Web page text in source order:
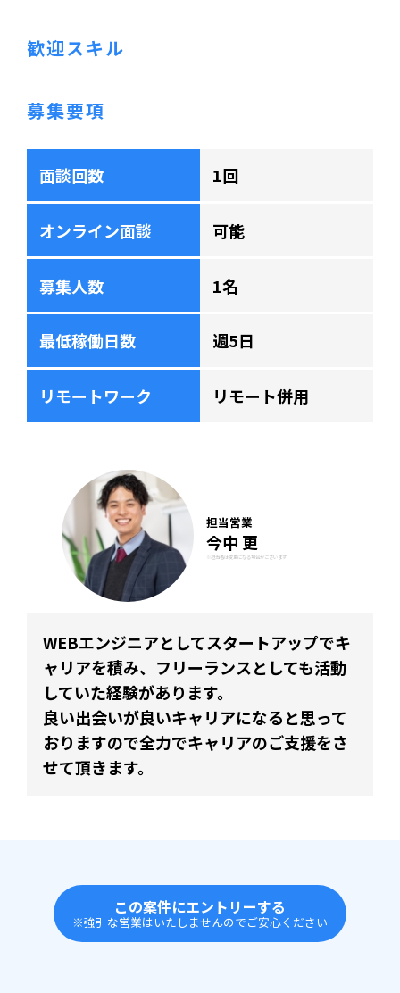
歓迎スキル
募集要項
面談回数 1回
オンライン面談 可能
募集人数 1名
最低稼働日数 週5日
リモートワーク リモート併用
担当営業
今中 更
※担当者は変更になる場合がございます
WEBエンジニアとしてスタートアップでキ
ャリアを積み、フリーランスとしても活動
していた経験があります。
良い出会いが良いキャリアになると思って
おりますので全力でキャリアのご支援をさ
せて頂きます。
この案件にエントリーする
※強引な営業はいたしませんのでご安心ください